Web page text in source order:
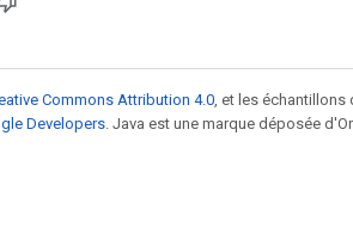
Commons Attribution 4.0 , et les
Developers . Java est une marque déposée